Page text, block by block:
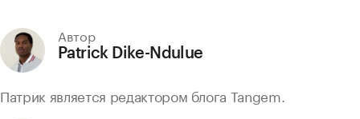
Автор
Patrick Dike-Ndulue
Патрик является редактором блога Tangem.